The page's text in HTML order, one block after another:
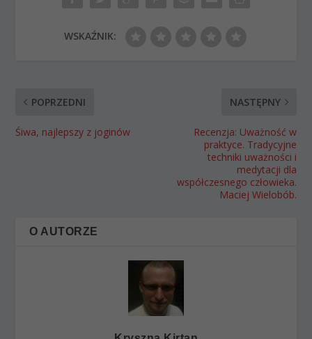
WSKAŹNIK:
POPRZEDNI
Śiwa, najlepszy z joginów
NASTĘPNY
Recenzja: Uważność w
praktyce. Tradycyjne
techniki uważności i
medytacji dla
współczesnego człowieka.
Maciej Wielobób.
O AUTORZE